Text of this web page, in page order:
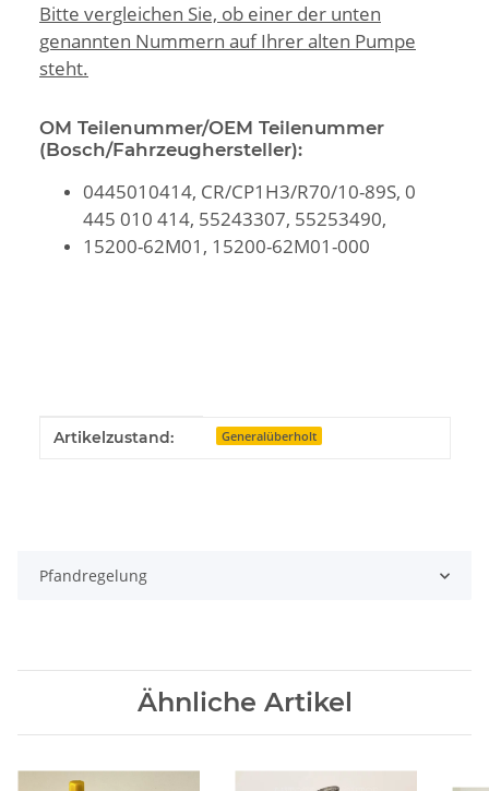
Bitte vergleichen Sie, ob einer der unten
genannten Nummern auf Ihrer alten Pumpe
steht.
OM Teilenummer/OEM Teilenummer
(Bosch/Fahrzeughersteller):
0445010414, CR/CP1H3/R70/10-89S, 0
445 010 414, 55243307, 55253490,
15200-62M01, 15200-62M01-000
Produkteigenschaft
Wert
Artikelzustand: Generalüberholt
Pfandregelung
Ähnliche Artikel